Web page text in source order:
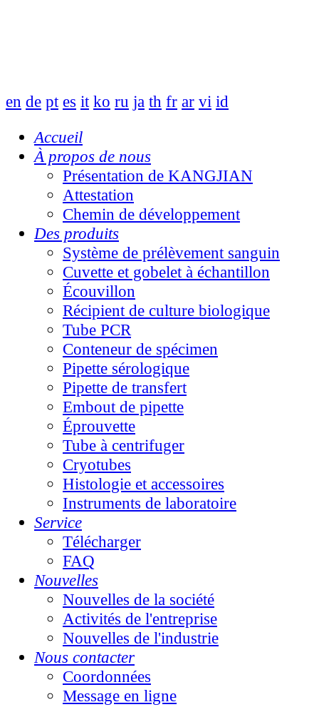
en de pt es it ko ru ja th fr ar vi id
Accueil
À propos de nous
Présentation de KANGJIAN
Attestation
Chemin de développement
Des produits
Système de prélèvement sanguin
Cuvette et gobelet à échantillon
Écouvillon
Récipient de culture biologique
Tube PCR
Conteneur de spécimen
Pipette sérologique
Pipette de transfert
Embout de pipette
Éprouvette
Tube à centrifuger
Cryotubes
Histologie et accessoires
Instruments de laboratoire
Service
Télécharger
FAQ
Nouvelles
Nouvelles de la société
Activités de l'entreprise
Nouvelles de l'industrie
Nous contacter
Coordonnées
Message en ligne